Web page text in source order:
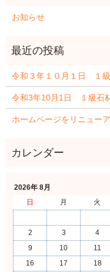
お知らせ
令和３年１０月１日 １
令和3年10月1日 １級石
ホームページをリニュー
2026年 8月
日
月 火
2
3 4
9
10 11
16
17 18